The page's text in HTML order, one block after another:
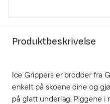
Produktbeskrivelse
Ice Grippers er brodder fra
enkelt på skoene dine og
på glatt underlag. Piggene i